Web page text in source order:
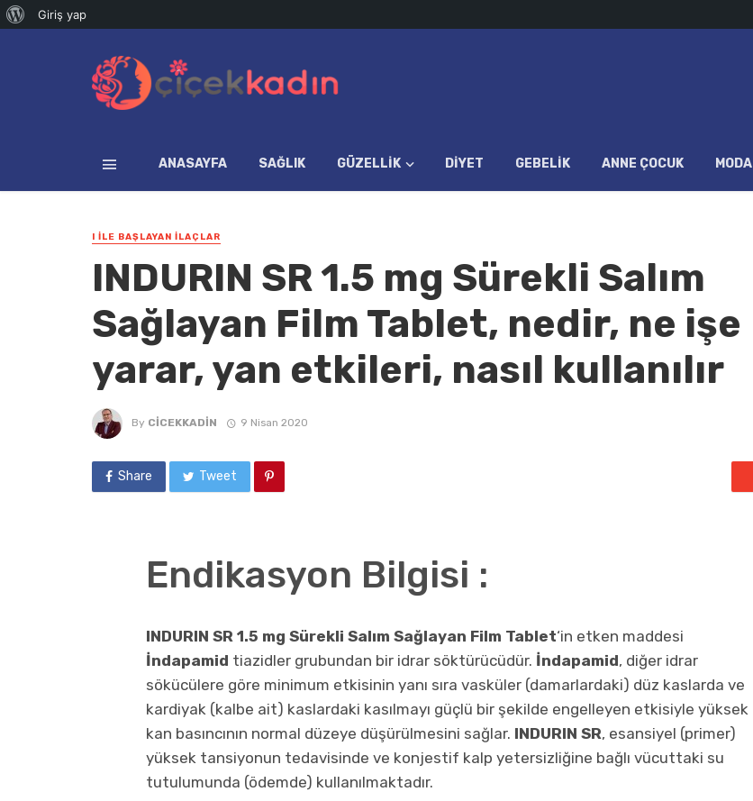
WordPress
Giriş yap
ANASAYFA SAĞLIK GÜZELLIK DIYET GEBELIK ANNE ÇOCUK MODA
I İLE BAŞLAYAN İLAÇLAR
INDURIN SR 1.5 mg Sürekli Salım
Sağlayan Film Tablet, nedir, ne işe
yarar, yan etkileri, nasıl kullanılır
By CICEKKADIN 9 Nisan 2020
Share Tweet
Endikasyon Bilgisi :
INDURIN SR 1.5 mg Sürekli Salım Sağlayan Film Tablet‘in etken maddesi
İndapamid tiazidler grubundan bir idrar söktürücüdür. İndapamid, diğer idrar
sökücülere göre minimum etkisinin yanı sıra vasküler (damarlardaki) düz kaslarda ve
kardiyak (kalbe ait) kaslardaki kasılmayı güçlü bir şekilde engelleyen etkisiyle yüksek
kan basıncının normal düzeye düşürülmesini sağlar. INDURIN SR, esansiyel (primer)
yüksek tansiyonun tedavisinde ve konjestif kalp yetersizliğine bağlı vücuttaki su
tutulumunda (ödemde) kullanılmaktadır.